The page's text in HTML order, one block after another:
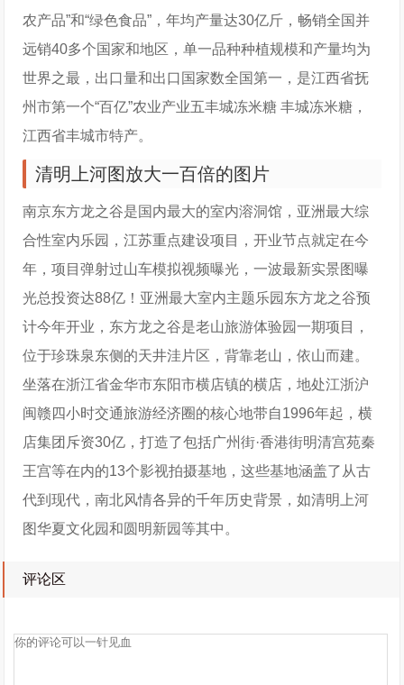
农产品”和“绿色食品”，年均产量达30亿斤，畅销全国并
远销40多个国家和地区，单一品种种植规模和产量均为
世界之最，出口量和出口国家数全国第一，是江西省抚
州市第一个“百亿”农业产业五丰城冻米糖 丰城冻米糖，
江西省丰城市特产。
清明上河图放大一百倍的图片
南京东方龙之谷是国内最大的室内溶洞馆，亚洲最大综
合性室内乐园，江苏重点建设项目，开业节点就定在今
年，项目弹射过山车模拟视频曝光，一波最新实景图曝
光总投资达88亿！亚洲最大室内主题乐园东方龙之谷预
计今年开业，东方龙之谷是老山旅游体验园一期项目，
位于珍珠泉东侧的天井洼片区，背靠老山，依山而建。
坐落在浙江省金华市东阳市横店镇的横店，地处江浙沪
闽赣四小时交通旅游经济圈的核心地带自1996年起，横
店集团斥资30亿，打造了包括广州街·香港街明清宫苑秦
王宫等在内的13个影视拍摄基地，这些基地涵盖了从古
代到现代，南北风情各异的千年历史背景，如清明上河
图华夏文化园和圆明新园等其中。
评论区